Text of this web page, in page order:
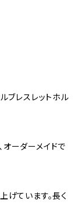
ブレスレットホル
ーダーメイドで
げています。長く